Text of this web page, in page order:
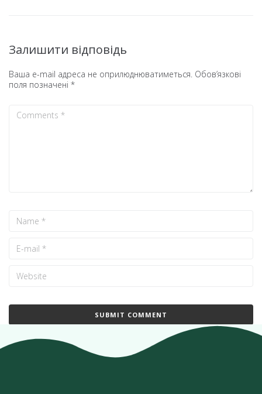
Залишити відповідь
Ваша e-mail адреса не оприлюднюватиметься. Обов’язкові
поля позначені *